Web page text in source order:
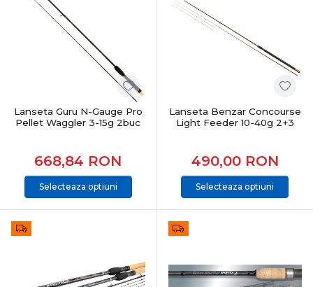
Lanseta Guru N-Gauge Pro
Pellet Waggler 3-15g 2buc
668,84 RON
Selecteaza optiuni
Lanseta Benzar Concourse
Light Feeder 10-40g 2+3
490,00 RON
Selecteaza optiuni